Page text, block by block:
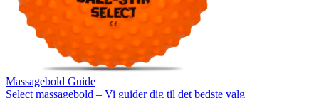
Massagebold Guide
Select massagebold – Vi guider dig til det bedste valg